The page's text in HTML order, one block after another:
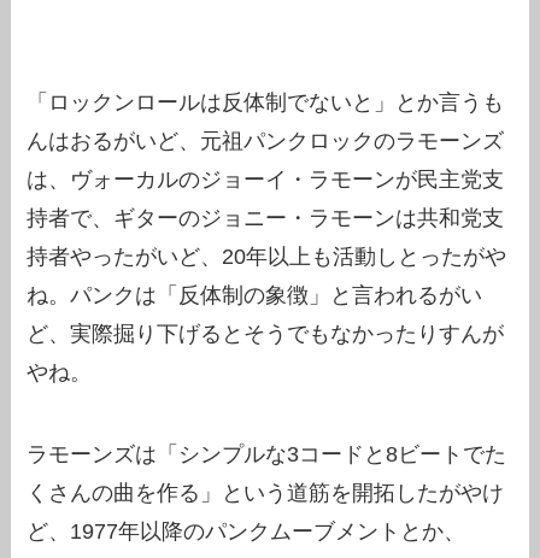
「ロックンロールは反体制でないと」とか言うも
んはおるがいど、元祖パンクロックのラモーンズ
は、ヴォーカルのジョーイ・ラモーンが民主党支
持者で、ギターのジョニー・ラモーンは共和党支
持者やったがいど、20年以上も活動しとったがや
ね。パンクは「反体制の象徴」と言われるがい
ど、実際掘り下げるとそうでもなかったりすんが
やね。
ラモーンズは「シンプルな3コードと8ビートでた
くさんの曲を作る」という道筋を開拓したがやけ
ど、1977年以降のパンクムーブメントとか、